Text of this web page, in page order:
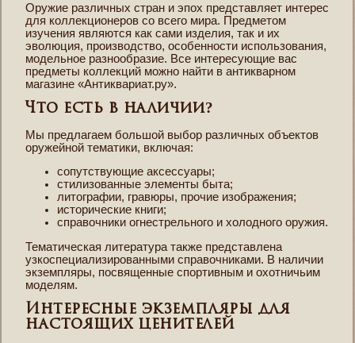
Оружие различных стран и эпох представляет интерес
для коллекционеров со всего мира. Предметом
изучения являются как сами изделия, так и их
эволюция, производство, особенности использования,
модельное разнообразие. Все интересующие вас
предметы коллекций можно найти в антикварном
магазине «Антиквариат.ру».
Что есть в наличии?
Мы предлагаем большой выбор различных объектов
оружейной тематики, включая:
сопутствующие аксессуары;
стилизованные элементы быта;
литографии, гравюры, прочие изображения;
исторические книги;
справочники огнестрельного и холодного оружия.
Тематическая литература также представлена
узкоспециализированными справочниками. В наличии
экземпляры, посвященные спортивным и охотничьим
моделям.
Интересные экземпляры для
настоящих ценителей